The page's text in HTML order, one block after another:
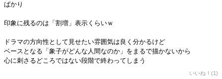
ばかり
印象に残るのは「割増」表示くらいｗ
ドラマの方向性として見せたい雰囲気は良く分かるけど
ベースとなる「象子がどんな人間なのか」をまるで描かないから
心に刺さるどころではない段階で終わってしまう
いいね！(1)